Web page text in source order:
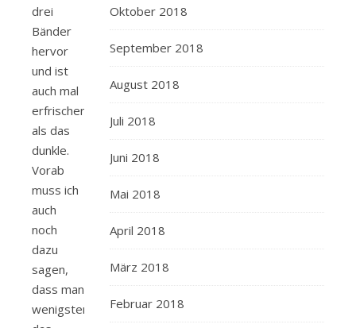
drei
Bänder
hervor
und ist
auch mal
erfrischend,
als das
dunkle.
Vorab
muss ich
auch
noch
dazu
sagen,
dass man
wenigstens
Oktober 2018
September 2018
August 2018
Juli 2018
Juni 2018
Mai 2018
April 2018
März 2018
Februar 2018